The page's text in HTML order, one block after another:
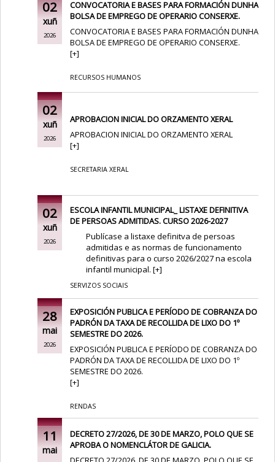
02
xuñ
2026
CONVOCATORIA E BASES PARA FORMACIÓN DUNHA
BOLSA DE EMPREGO DE OPERARIO CONSERXE.
CONVOCATORIA E BASES PARA FORMACIÓN DUNHA
BOLSA DE EMPREGO DE OPERARIO CONSERXE.
[+]
RECURSOS HUMANOS
02
xuñ
2026
APROBACION INICIAL DO ORZAMENTO XERAL
APROBACION INICIAL DO ORZAMENTO XERAL
[+]
SECRETARIA XERAL
02
xuñ
2026
ESCOLA INFANTIL MUNICIPAL_ LISTAXE DEFINITIVA
DE PERSOAS ADMITIDAS. CURSO 2026-2027
Publícase a listaxe definitva de persoas
admitidas e as normas de funcionamento
definitivas para o curso 2026/2027 na escola
infantil municipal. [+]
SERVIZOS SOCIAIS
28
mai
2026
EXPOSICIÓN PUBLICA E PERÍODO DE COBRANZA DO
PADRÓN DA TAXA DE RECOLLIDA DE LIXO DO 1º
SEMESTRE DO 2026.
EXPOSICIÓN PUBLICA E PERÍODO DE COBRANZA DO
PADRÓN DA TAXA DE RECOLLIDA DE LIXO DO 1º
SEMESTRE DO 2026.
[+]
RENDAS
11
mai
DECRETO 27/2026, DE 30 DE MARZO, POLO QUE SE
APROBA O NOMENCLÁTOR DE GALICIA.